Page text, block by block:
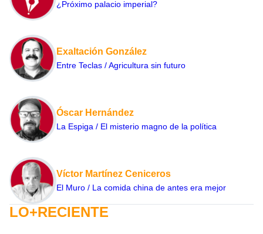
¿Próximo palacio imperial?
Exaltación González
Entre Teclas / Agricultura sin futuro
Óscar Hernández
La Espiga / El misterio magno de la política
Víctor Martínez Ceniceros
El Muro / La comida china de antes era mejor
LO+RECIENTE